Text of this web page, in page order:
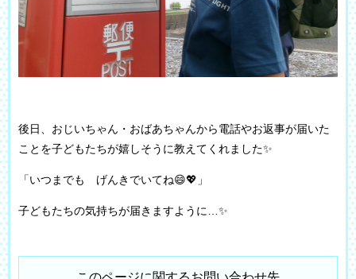
後日、おじいちゃん・おばあちゃんから電話やお返事が届いた
ことを子どもたちが嬉しそうに教えてくれました✨
「いつまでも げんきでいてね😄💖」
子どもたちの気持ちが届きますように…✨